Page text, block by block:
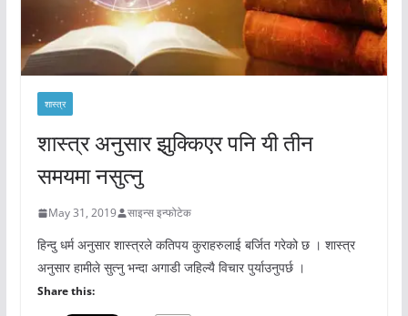
शास्त्र
शास्त्र अनुसार झुक्किएर पनि यी तीन
समयमा नसुत्नु
May 31, 2019 साइन्स इन्फोटेक
हिन्दु धर्म अनुसार शास्त्रले कतिपय कुराहरुलाई बर्जित गरेको छ । शास्त्र
अनुसार हामीले सुत्नु भन्दा अगाडी जहिल्यै विचार पुर्याउनुपर्छ ।
Share this: